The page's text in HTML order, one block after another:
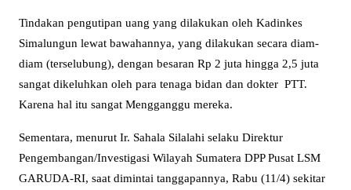
Tindakan pengutipan uang yang dilakukan oleh Kadinkes
Simalungun lewat bawahannya, yang dilakukan secara diam-
diam (terselubung), dengan besaran Rp 2 juta hingga 2,5 juta
sangat dikeluhkan oleh para tenaga bidan dan dokter PTT.
Karena hal itu sangat Mengganggu mereka.
Sementara, menurut Ir. Sahala Silalahi selaku Direktur
Pengembangan/Investigasi Wilayah Sumatera DPP Pusat LSM
GARUDA-RI, saat dimintai tanggapannya, Rabu (11/4) sekitar